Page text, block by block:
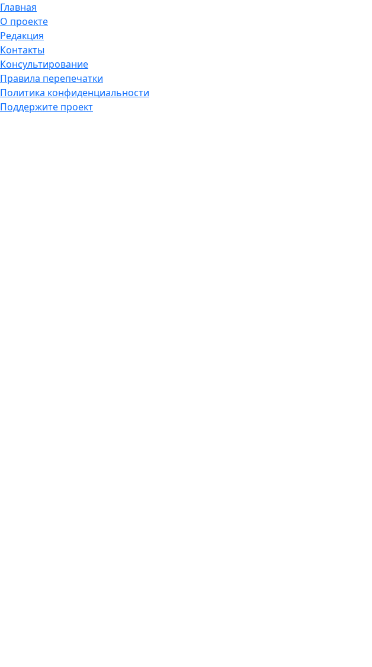
Главная
О проекте
Редакция
Контакты
Консультирование
Правила перепечатки
Политика конфиденциальности
Поддержите проект